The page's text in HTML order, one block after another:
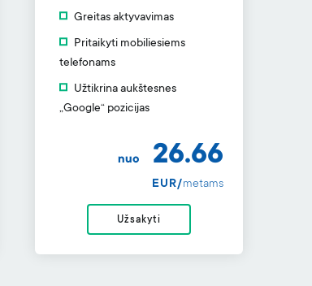
Greitas aktyvavimas
Pritaikyti mobiliesiems
telefonams
Užtikrina aukštesnes
„Google“ pozicijas
nuo 26.66
EUR/metams
Užsakyti